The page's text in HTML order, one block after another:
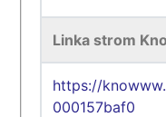
Linka strom
https://
000157baf0